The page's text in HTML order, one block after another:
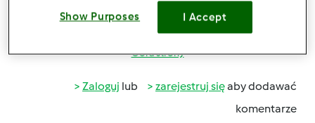
Góra strony
Zaloguj lub zarejestruj sięaby dodawać
komentarze
Show Purposes I Accept